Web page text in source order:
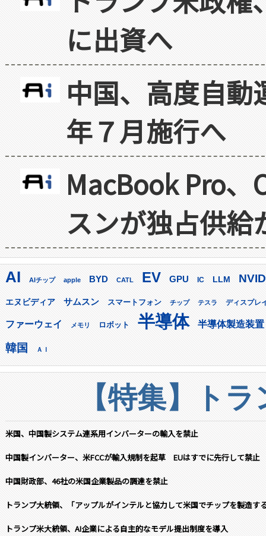
に出資へ
中国、高度自
年７月施行へ
MacBook Pro
スンが独占供給
AI AIチップ apple BYD CATL EV GPU IC LLM
エヌビディア サムスン スマートフォン チップ テスラ ディスプレ
ファーウェイ メモリ ロボット 半導体 半導体製造装置
韓国 ＡＩ
【特集】ト
米国、中国製システム連系用インバーターの輸入を禁止
中国製インバーター、米FCCが輸入規制を起草 EUはすでに先行して禁止
中国財政部、46社の米国企業製品の調達を禁止
トランプ大統領、「アップルがインテルと協力して米国でチップを製造す
トランプ米大統領、AI企業による自主的なモデル提出制度を導入